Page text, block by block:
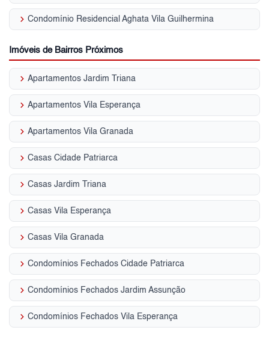
keyboard_arrow_right Condomínio Residencial Aghata Vila Guilhermina
Imóveis de Bairros Próximos
keyboard_arrow_right Apartamentos Jardim Triana
keyboard_arrow_right Apartamentos Vila Esperança
keyboard_arrow_right Apartamentos Vila Granada
keyboard_arrow_right Casas Cidade Patriarca
keyboard_arrow_right Casas Jardim Triana
keyboard_arrow_right Casas Vila Esperança
keyboard_arrow_right Casas Vila Granada
keyboard_arrow_right Condomínios Fechados Cidade Patriarca
keyboard_arrow_right Condomínios Fechados Jardim Assunção
keyboard_arrow_right Condomínios Fechados Vila Esperança